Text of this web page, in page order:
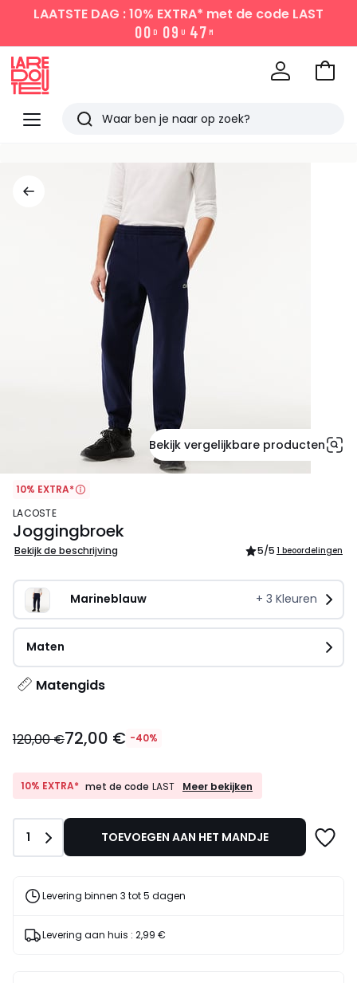
LAATSTE DAG : 10% EXTRA* met de code LAST
00 D 09 U 47 M
Menu
Redoute
Zoeken
Naar
Bekijk vergelijkbare producten
10% EXTRA*
LACOSTE
Joggingbroek
Bekijk de beschrijving 5/5 1 beoordelingen
Marineblauw + 3 Kleuren
Maten
Matengids
€
van
€
40%
120,00 €72,00 € -40%
10% EXTRA* met de code LAST
10%
code
LAST
Meer bekijken
Aantal
1 TOEVOEGEN AAN HET MANDJE
Levering binnen 3 tot 5 dagen
Levering aan huis : 2,99 €